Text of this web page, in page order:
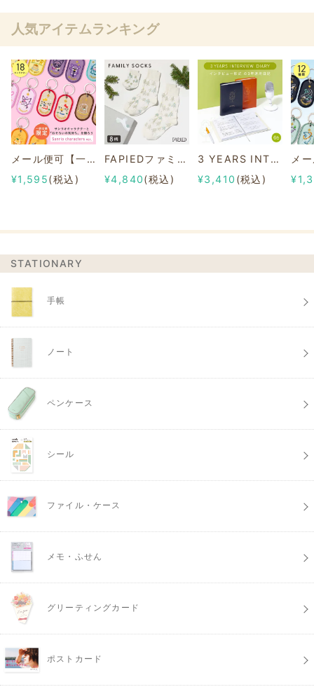
人気アイテムランキング
メール便可【一部店舗限定】2/8b PAIR KEY RING Sanrio characters ver.
¥1,595(税込)
FAPIEDファミリーソックスセット 総柄
¥4,840(税込)
3 YEARS INTERVIEW DIARY
¥3,410 (税込)
STATIONARY
手帳
ノート
ペンケース
シール
ファイル・ケース
メモ・ふせん
グリーティングカード
ポストカード